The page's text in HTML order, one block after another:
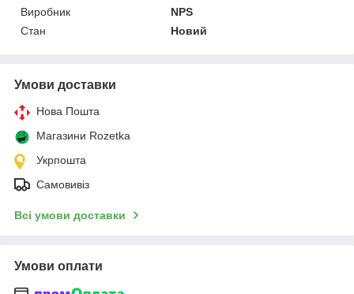
Виробник
NPS
Стан
Новий
Умови доставки
Нова Пошта
Магазини Rozetka
Укрпошта
Самовивіз
Всі умови доставки
Умови оплати